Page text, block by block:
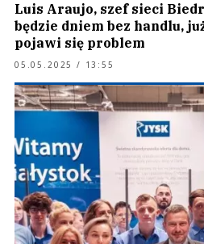
Luis Araujo, szef sieci
będzie dniem bez handlu,
pojawi się problem
05.05.2025 / 13:55